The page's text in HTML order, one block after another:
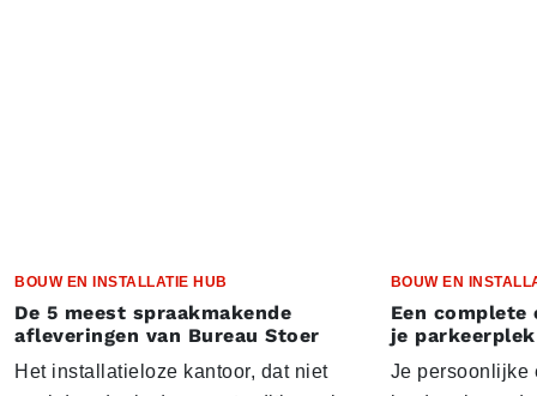
BOUW EN INSTALLATIE HUB
De 5 meest spraakmakende
afleveringen van Bureau Stoer
Het installatieloze kantoor, dat niet
BOUW EN
Een complete
je parkeerplek
Je persoonlijke